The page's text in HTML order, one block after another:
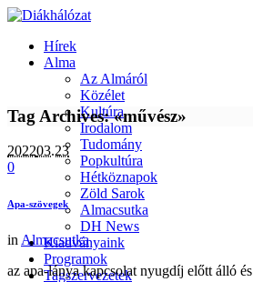
Hírek
Alma
Az Almáról
Közélet
Kultúra
Irodalom
Tudomány
Popkultúra
Hétköznapok
Zöld Sarok
Almacsutka
DH News
Kiadványaink
Programok
Tagszervezetek
Tag Archives: «művész»
202203.23
0
Apa-szövegek
in Almacsutka
az apa-lánya kapcsolat nyugdíj előtt álló